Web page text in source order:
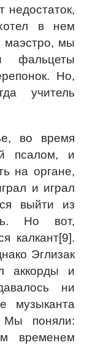
в нем
маэстро, мы
фальцеты
Но,
учитель
во время
псалом, и
на органе,
и играл
выйти из
Но вот,
калкант[9].
Эглизак
аккорды и
ни
музыканта
поняли:
временем